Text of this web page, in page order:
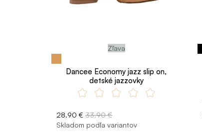
Zľava
Dancee Economy jazz slip on,
detské jazzovky
28.90 € 33.90 €
Skladom podľa variantov